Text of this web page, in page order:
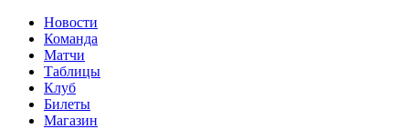
Новости
Команда
Матчи
Таблицы
Клуб
Билеты
Магазин